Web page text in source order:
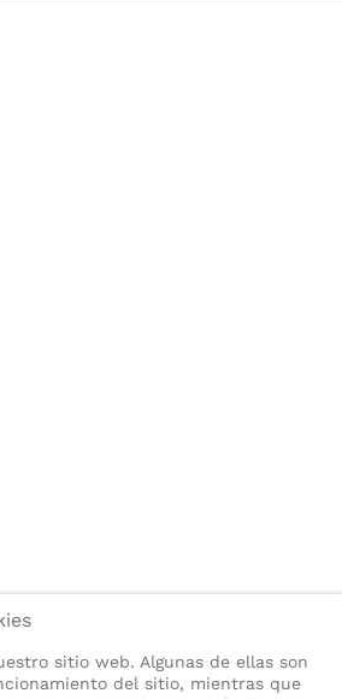
sitio web. Algunas de ellas son
del sitio, mientras que